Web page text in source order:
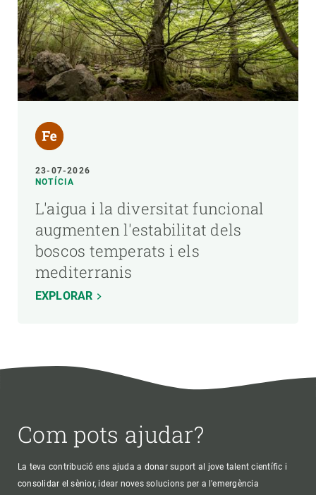
23-07-2026
NOTÍCIA
L'aigua i la diversitat funcional
augmenten l'estabilitat dels
boscos temperats i els
mediterranis
EXPLORAR
Com pots ajudar?
La teva contribució ens ajuda a donar suport al jove talent científic i
consolidar el sènior, idear noves solucions per a l'emergència